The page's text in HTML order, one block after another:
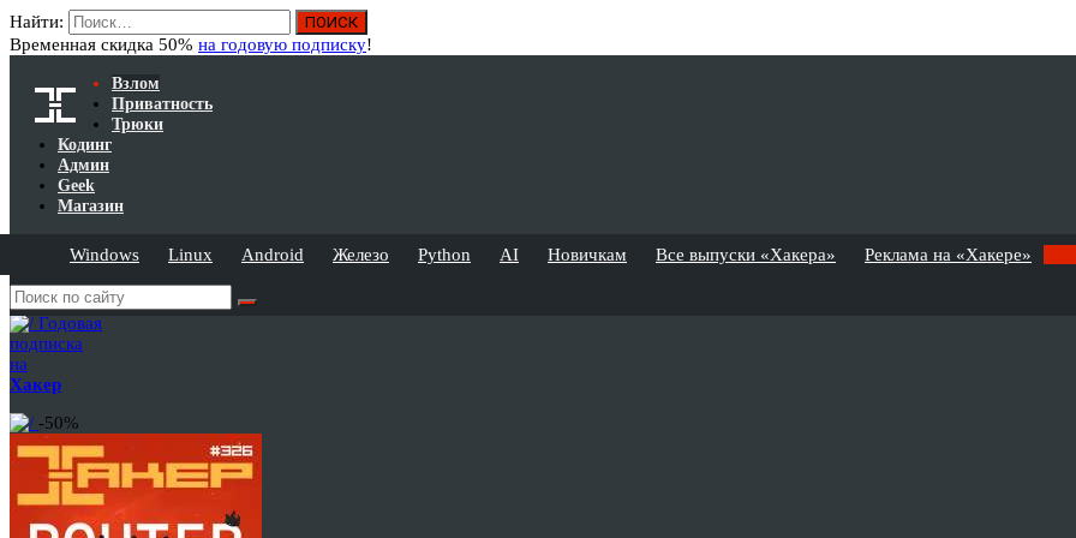
Найти:
Временная скидка 50% на годовую подписку!
Взлом
Приватность
Трюки
Кодинг
Админ
Geek
Магазин
Windows Linux Android Железо Python AI Новичкам Все выпуски «Хакера» Реклама на «Хакере»
Годовая
подписка
на
Хакер
-50%